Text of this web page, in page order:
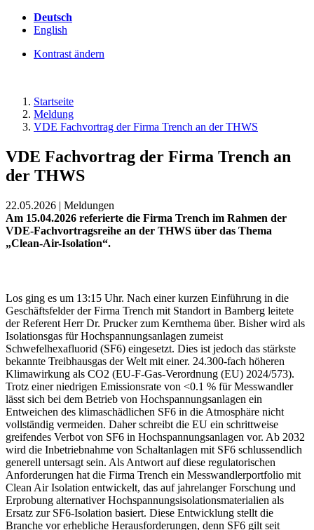
Deutsch
English
Kontrast ändern
Startseite
Meldung
VDE Fachvortrag der Firma Trench an der THWS
VDE Fachvortrag der Firma Trench an
der THWS
22.05.2026 | Meldungen
Am 15.04.2026 referierte die Firma Trench im Rahmen der
VDE-Fachvortragsreihe an der THWS über das Thema
„Clean-Air-Isolation“.
Los ging es um 13:15 Uhr. Nach einer kurzen Einführung in die
Geschäftsfelder der Firma Trench mit Standort in Bamberg leitete
der Referent Herr Dr. Prucker zum Kernthema über. Bisher wird als
Isolationsgas für Hochspannungsanlagen zumeist
Schwefelhexafluorid (SF6) eingesetzt. Dies ist jedoch das stärkste
bekannte Treibhausgas der Welt mit einer. 24.300-fach höheren
Klimawirkung als CO2 (EU-F-Gas-Verordnung (EU) 2024/573).
Trotz einer niedrigen Emissionsrate von <0.1 % für Messwandler
lässt sich bei dem Betrieb von Hochspannungsanlagen ein
Entweichen des klimaschädlichen SF6 in die Atmosphäre nicht
vollständig vermeiden. Daher schreibt die EU ein schrittweise
greifendes Verbot von SF6 in Hochspannungsanlagen vor. Ab 2032
wird die Inbetriebnahme von Schaltanlagen mit SF6 schlussendlich
generell untersagt sein. Als Antwort auf diese regulatorischen
Anforderungen hat die Firma Trench ein Messwandlerportfolio mit
Clean Air Isolation entwickelt, das auf jahrelanger Forschung und
Erprobung alternativer Hochspannungsisolationsmaterialien als
Ersatz zur SF6-Isolation basiert. Diese Entwicklung stellt die
Branche vor erhebliche Herausforderungen, denn SF6 gilt seit